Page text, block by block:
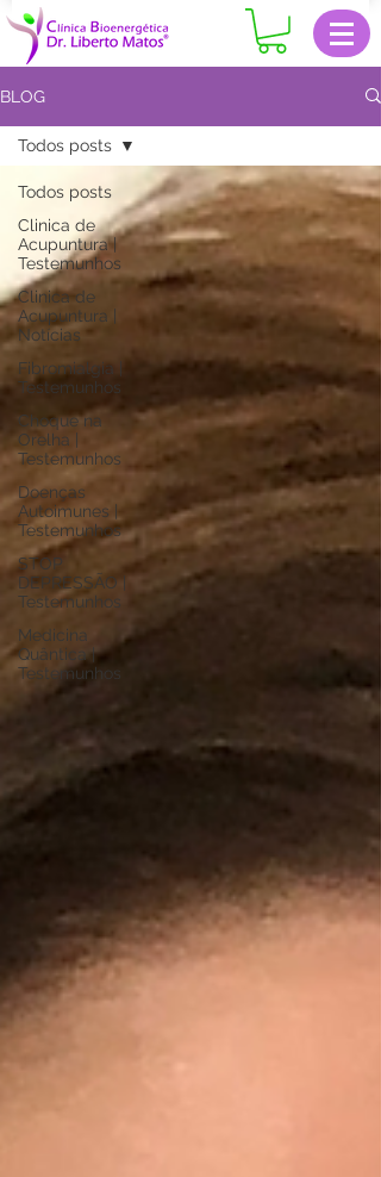
BLOG
Todos posts
Clinica de
Acupuntura |
Testemunhos
Clinica de
Acupuntura |
Notícias
Fibromialgia |
Testemunhos
Choque na
Orelha |
Testemunhos
Doenças
Autoimunes |
Testemunhos
STOP
DEPRESSÃO |
Testemunhos
Medicina
Quântica |
Testemunhos
Todos posts